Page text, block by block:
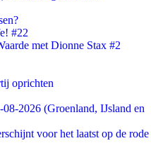
#22
met Dionne Stax #2
oprichten
2026 (Groenland, IJsland en
voor het laatst op de rode